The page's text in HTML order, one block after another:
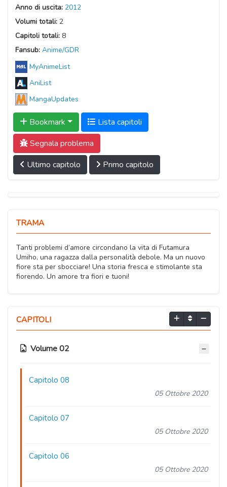
Anno di uscita: 2012
Volumi totali: 2
Capitoli totali: 8
Fansub: Anime/GDR
MyAnimeList
AniList
MangaUpdates
Bookmark
Lista capitoli
Segnala problema
Ultimo capitolo
Primo capitolo
TRAMA
Tanti problemi d’amore circondano la vita di Futamura
Umiho, una ragazza dalla personalità debole. Ma un nuovo
fiore sta per sbocciare! Una storia fresca e stimolante sta
fiorendo. Un amore tra fiori e tuoni!
CAPITOLI
Volume 02
Capitolo 08
05 Ottobre 2020
Capitolo 07
05 Ottobre 2020
Capitolo 06
05 Ottobre 2020